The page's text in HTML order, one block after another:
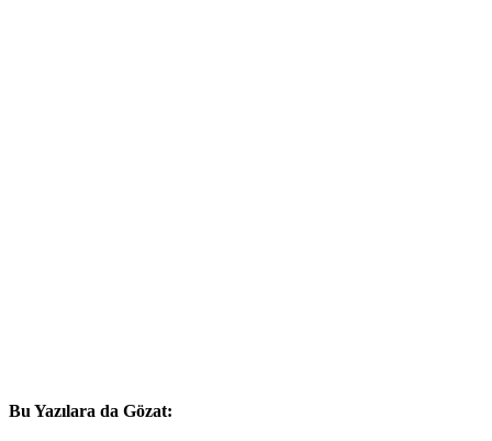
Bu Yazılara da Gözat: